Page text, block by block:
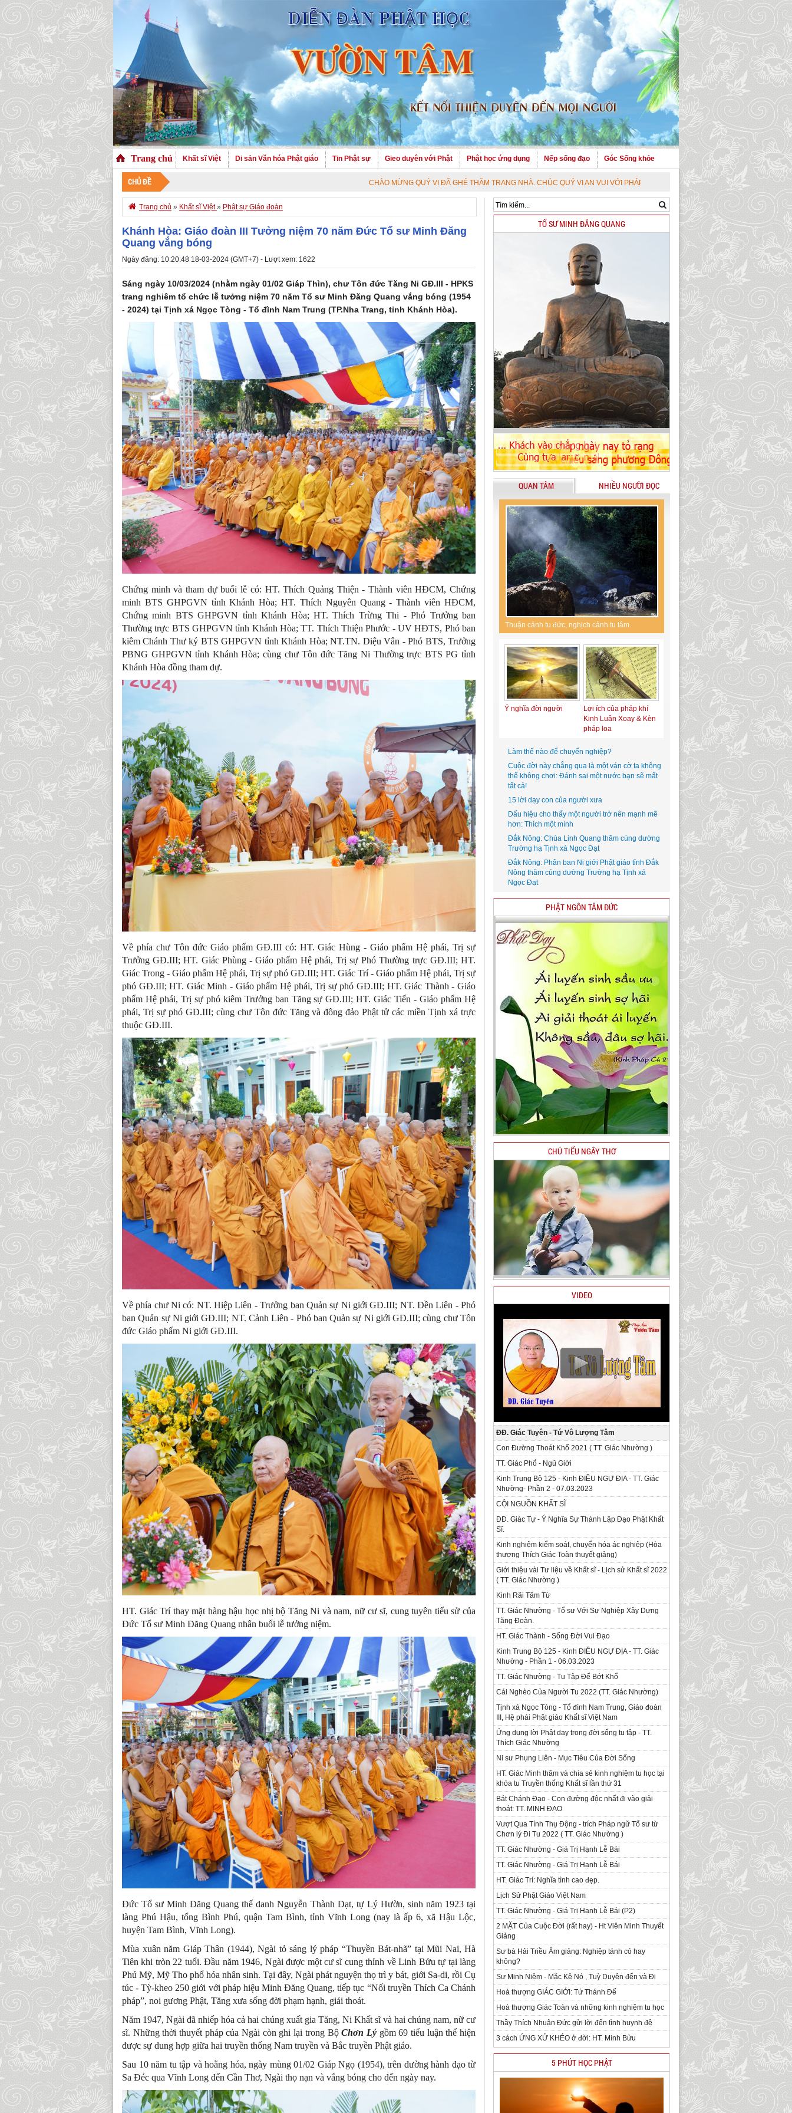
Trang chủ Khất sĩ Việt Di sản Văn hóa Phật giáo Tin Phật sự Gieo duyên với Phật Phật học ứng dụng Nếp sống đạo Góc Sống khỏe
CHỦ ĐỀ CHÀO MỪNG QUÝ VỊ ĐÃ GHÉ THĂM TRANG NHÀ. CHÚC QUÝ VỊ AN VUI VỚI PHÁP BẢO CAO QUÝ !
 Trang chủ » Khất sĩ Việt» Phật sự Giáo đoàn
Khánh Hòa: Giáo đoàn III Tưởng niệm 70 năm Đức Tổ sư Minh Đăng
Quang vắng bóng
Ngày đăng: 10:20:48 18-03-2024 (GMT+7) - Lượt xem: 1622
Sáng ngày 10/03/2024 (nhằm ngày 01/02 Giáp Thìn), chư Tôn đức Tăng Ni GĐ.III - HPKS
trang nghiêm tổ chức lễ tưởng niệm 70 năm Tổ sư Minh Đăng Quang vắng bóng (1954
- 2024) tại Tịnh xá Ngọc Tòng - Tổ đình Nam Trung (TP.Nha Trang, tỉnh Khánh Hòa).
Chứng minh và tham dự buổi lễ có: HT. Thích Quảng Thiện - Thành viên HĐCM, Chứng
minh BTS GHPGVN tỉnh Khánh Hòa; HT. Thích Nguyên Quang - Thành viên HĐCM,
Chứng minh BTS GHPGVN tỉnh Khánh Hòa; HT. Thích Trừng Thi - Phó Trưởng ban
Thường trực BTS GHPGVN tỉnh Khánh Hòa; TT. Thích Thiện Phước - UV HĐTS, Phó ban
kiêm Chánh Thư ký BTS GHPGVN tỉnh Khánh Hòa; NT.TN. Diệu Vân - Phó BTS, Trưởng
PBNG GHPGVN tỉnh Khánh Hòa; cùng chư Tôn đức Tăng Ni Thường trực BTS PG tỉnh
Khánh Hòa đồng tham dự.
Về phía chư Tôn đức Giáo phẩm GĐ.III có: HT. Giác Hùng - Giáo phẩm Hệ phái, Trị sự
Trưởng GĐ.III; HT. Giác Phùng - Giáo phẩm Hệ phái, Trị sự Phó Thường trực GĐ.III; HT.
Giác Trong - Giáo phẩm Hệ phái, Trị sự phó GĐ.III; HT. Giác Trí - Giáo phẩm Hệ phái, Trị sự
phó GĐ.III; HT. Giác Minh - Giáo phẩm Hệ phái, Trị sự phó GĐ.III; HT. Giác Thành - Giáo
phẩm Hệ phái, Trị sự phó kiêm Trưởng ban Tăng sự GĐ.III; HT. Giác Tiến - Giáo phẩm Hệ
phái, Trị sự phó GĐ.III; cùng chư Tôn đức Tăng và đông đảo Phật tử các miền Tịnh xá trực
thuộc GĐ.III.
Về phía chư Ni có: NT. Hiệp Liên - Trưởng ban Quản sự Ni giới GĐ.III; NT. Đền Liên - Phó
ban Quản sự Ni giới GĐ.III; NT. Cảnh Liên - Phó ban Quản sự Ni giới GĐ.III; cùng chư Tôn
đức Giáo phẩm Ni giới GĐ.III.
HT. Giác Trí thay mặt hàng hậu học nhị bộ Tăng Ni và nam, nữ cư sĩ, cung tuyên tiểu sử của
Đức Tổ sư Minh Đăng Quang nhân buổi lễ tưởng niệm.
Đức Tổ sư Minh Đăng Quang thế danh Nguyễn Thành Đạt, tự Lý Hườn, sinh năm 1923 tại
làng Phú Hậu, tổng Bình Phú, quận Tam Bình, tỉnh Vĩnh Long (nay là ấp 6, xã Hậu Lộc,
huyện Tam Bình, Vĩnh Long).
Mùa xuân năm Giáp Thân (1944), Ngài tỏ sáng lý pháp “Thuyền Bát-nhã” tại Mũi Nai, Hà
Tiên khi tròn 22 tuổi. Đầu năm 1946, Ngài được một cư sĩ cung thỉnh về Linh Bửu tự tại làng
Phú Mỹ, Mỹ Tho phổ hóa nhân sinh. Tại đây, Ngài phát nguyện thọ trì y bát, giới Sa-di, rồi Cụ
túc - Tỳ-kheo 250 giới với pháp hiệu Minh Đăng Quang, tiếp tục “Nối truyền Thích Ca Chánh
pháp”, noi gương Phật, Tăng xưa sống đời phạm hạnh, giải thoát.
Năm 1947, Ngài đã nhiếp hóa cả hai chúng xuất gia Tăng, Ni Khất sĩ và hai chúng nam, nữ cư
sĩ. Những thời thuyết pháp của Ngài còn ghi lại trong BộChơn Lýgồm 69 tiểu luận thể hiện
được sự dung hợp giữa hai truyền thống Nam truyền và Bắc truyền Phật giáo.
Sau 10 năm tu tập và hoằng hóa, ngày mùng 01/02 Giáp Ngọ (1954), trên đường hành đạo từ
Sa Đéc qua Vĩnh Long đến Cần Thơ, Ngài thọ nạn và vắng bóng cho đến ngày nay.
TỔ SƯ MINH ĐĂNG QUANG
QUAN TÂM NHIỀU NGƯỜI ĐỌC
Thuận cảnh tu đức, nghịch cảnh tu tâm.
Ý nghĩa đời người
Lợi ích của pháp khí
Kinh Luân Xoay & Kèn
pháp loa
Làm thế nào để chuyển nghiệp?
Cuộc đời này chẳng qua là một ván cờ ta không
thể không chơi: Đánh sai một nước bạn sẽ mất
tất cả!
15 lời dạy con của người xưa
Dấu hiệu cho thấy một người trở nên mạnh mẽ
hơn: Thích một mình
Đắk Nông: Chùa Linh Quang thăm cúng dường
Trường hạ Tịnh xá Ngọc Đạt
Đắk Nông: Phân ban Ni giới Phật giáo tỉnh Đắk
Nông thăm cúng dường Trường hạ Tịnh xá
Ngọc Đạt
PHẬT NGÔN TÂM ĐỨC
CHÚ TIỂU NGÂY THƠ
VIDEO
ĐĐ. Giác Tuyên - Tứ Vô Lượng Tâm
Con Đường Thoát Khổ 2021 ( TT. Giác Nhường )
TT. Giác Phổ - Ngũ Giới
Kinh Trung Bộ 125 - Kinh ÐIỀU NGỰ ĐỊA - TT. Giác
Nhường- Phần 2 - 07.03.2023
CỘI NGUỒN KHẤT SĨ
ĐĐ. Giác Tự - Ý Nghĩa Sự Thành Lập Đạo Phật Khất
Sĩ.
Kinh nghiệm kiểm soát, chuyển hóa ác nghiệp (Hòa
thượng Thích Giác Toàn thuyết giảng)
Giới thiệu vài Tư liệu về Khất sĩ - Lịch sử Khất sĩ 2022
( TT. Giác Nhường )
Kinh Rãi Tâm Từ
TT. Giác Nhường - Tổ sư Với Sự Nghiệp Xây Dựng
Tăng Đoàn.
HT. Giác Thành - Sống Đời Vui Đạo
Kinh Trung Bộ 125 - Kinh ÐIỀU NGỰ ĐỊA - TT. Giác
Nhường - Phần 1 - 06.03.2023
TT. Giác Nhường - Tu Tập Để Bớt Khổ
Cái Nghèo Của Người Tu 2022 (TT. Giác Nhường)
Tịnh xá Ngọc Tòng - Tổ đình Nam Trung, Giáo đoàn
III, Hệ phái Phật giáo Khất sĩ Việt Nam
Ứng dụng lời Phật dạy trong đời sống tu tập - TT.
Thích Giác Nhường
Ni sư Phụng Liên - Mục Tiêu Của Đời Sống
HT. Giác Minh thăm và chia sẻ kinh nghiệm tu học tại
khóa tu Truyền thống Khất sĩ lần thứ 31
Bát Chánh Đạo - Con đường độc nhất đi vào giải
thoát: TT. MINH ĐẠO
Vượt Qua Tính Thụ Động - trích Pháp ngữ Tổ sư từ
Chơn lý Đi Tu 2022 ( TT. Giác Nhường )
TT. Giác Nhường - Giá Trị Hạnh Lễ Bái
TT. Giác Nhường - Giá Trị Hạnh Lễ Bái
HT. Giác Trí: Nghĩa tình cao đẹp.
Lịch Sử Phật Giáo Việt Nam
TT. Giác Nhường - Giá Trị Hạnh Lễ Bái (P2)
2 MẶT Của Cuộc Đời (rất hay) - Ht Viên Minh Thuyết
Giảng
Sư bà Hải Triều Âm giảng: Nghiệp tánh có hay
không?
Sư Minh Niệm - Mặc Kệ Nó , Tuỳ Duyên đến và Đi
Hoà thượng GIÁC GIỚI: Tứ Thánh Đế
Hoà thượng Giác Toàn và những kinh nghiệm tu học
Thầy Thích Nhuận Đức gửi lời đến tình huynh đệ
3 cách ỨNG XỬ KHÉO ở đời: HT. Minh Bửu
5 PHÚT HỌC PHẬT